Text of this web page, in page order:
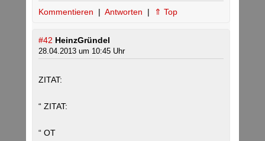
Kommentieren | Antworten | ⇑ Top
#42 HeinzGründel
28.04.2013 um 10:45 Uhr
ZITAT:
“ ZITAT:
“ OT